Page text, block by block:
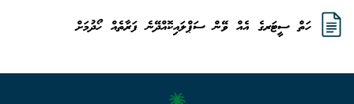
ހަތް ސީޓަރގެ އެއް ވޭން ސަޕްލައިކޮއްދޭނެ ފަރާތެއް ހޯދުމަށް